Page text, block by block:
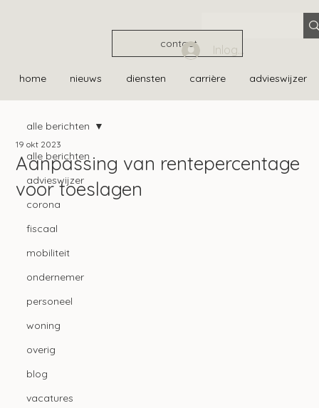
contact
home nieuws diensten carrière advieswijzer
Inloggen
alle berichten
advieswijzer
corona
fiscaal
mobiliteit
ondernemer
personeel
woning
overig
blog
vacatures
alle berichten
Aanpassing van rentepercentage
voor toeslagen
19 okt 2023